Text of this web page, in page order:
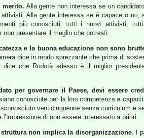
merito. Alla gente non interessa se un
Alla gente interessa se è capace o
più conosciuti, tutti i nuovi attivisti,
non presentare il meglio che potresti.
e la buona educazione non sono
dice in modo sprezzante che prima di
dice che Rodotà adesso è il miglior
per governare il Paese, devi essere
conosciute per la loro competenza e
venticinquenne senza curriculum e
l’impressione di non essere interessato a priori.
non implica la disorganizzazione. I